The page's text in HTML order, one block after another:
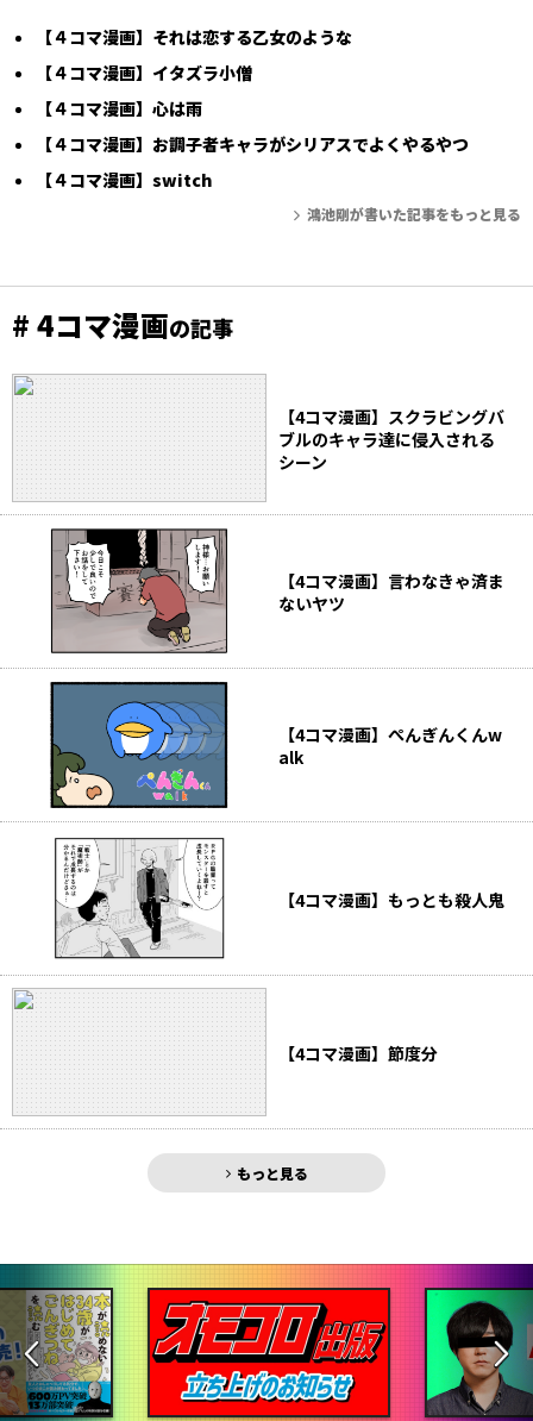
【４コマ漫画】それは恋する乙女のような
【４コマ漫画】イタズラ小僧
【４コマ漫画】心は雨
【４コマ漫画】お調子者キャラがシリアスでよくやるやつ
【４コマ漫画】switch
鴻池剛が書いた記事をもっと見る
# 4コマ漫画の記事
【4コマ漫画】スクラビングバ
ブルのキャラ達に侵入される
シーン
【4コマ漫画】言わなきゃ済ま
ないヤツ
【4コマ漫画】ぺんぎんくんw
alk
【4コマ漫画】もっとも殺人鬼
【4コマ漫画】節度分
もっと見る